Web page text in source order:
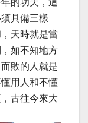
的功夫，這
具備三樣
天時就是當
如不知地方
敗的人就是
用人和不懂
古往今來大